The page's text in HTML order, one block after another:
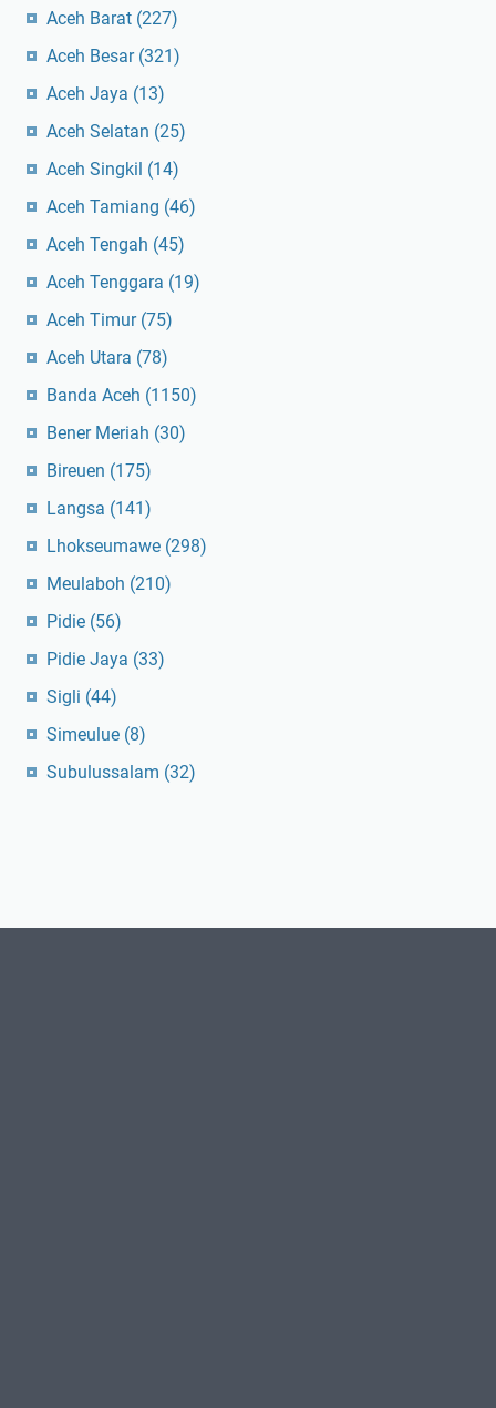
Aceh Barat (227)
Aceh Besar (321)
Aceh Jaya (13)
Aceh Selatan (25)
Aceh Singkil (14)
Aceh Tamiang (46)
Aceh Tengah (45)
Aceh Tenggara (19)
Aceh Timur (75)
Aceh Utara (78)
Banda Aceh (1150)
Bener Meriah (30)
Bireuen (175)
Langsa (141)
Lhokseumawe (298)
Meulaboh (210)
Pidie (56)
Pidie Jaya (33)
Sigli (44)
Simeulue (8)
Subulussalam (32)